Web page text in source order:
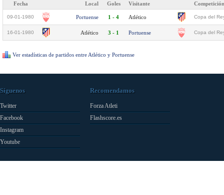
Fecha Local Goles Visitante Competición
09-01-1980 Portuense 1 - 4 Atlético Copa del
16-01-1980 Atlético 3 - 1 Portuense Copa del
Ver estadísticas de partidos entre Atlético y Portuense
Síguenos
Twitter
Facebook
Instagram
Youtube
Recomendamos
Forza Atleti
Flashscore.es